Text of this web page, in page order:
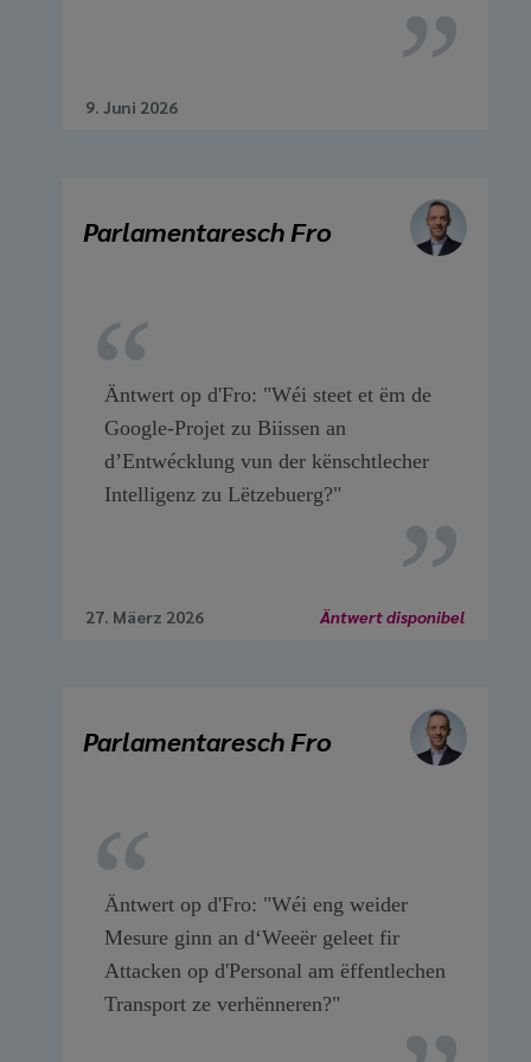
9. Juni 2026
Parlamentaresch Fro
Äntwert op d'Fro: "Wéi steet et ëm de
Google-Projet zu Biissen an
d’Entwécklung vun der kënschtlecher
Intelligenz zu Lëtzebuerg?"
27. Mäerz 2026 Äntwert disponibel
Parlamentaresch Fro
Äntwert op d'Fro: "Wéi eng weider
Mesure ginn an d‘Weeër geleet fir
Attacken op d'Personal am ëffentlechen
Transport ze verhënneren?"